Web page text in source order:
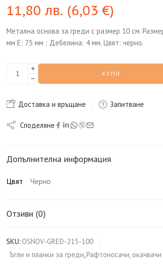
11,80 лв. (6,03 €)
Метална основа за греди с размер 10 см.
мм E: 75 мм ; Дебелина: 4 мм. Цвят: черно.
КУПИ
Доставка и връщане Запитване
Споделяне
Допълнителна информация
Цвят Черно
Отзиви (0)
SKU:OSNOV-GRED-215-100
Ъгли и планки за греди,Рафтоносачи,